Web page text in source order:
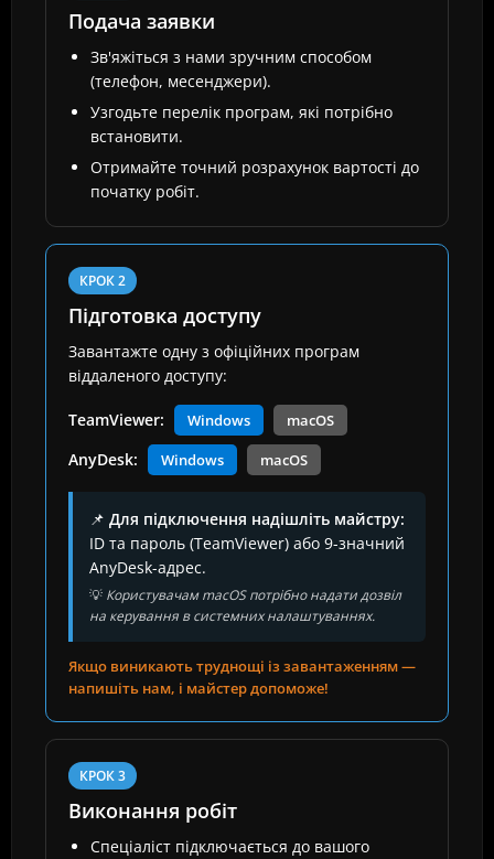
Подача заявки
Зв'яжіться з нами зручним способом
(телефон, месенджери).
Узгодьте перелік програм, які потрібно
встановити.
Отримайте точний розрахунок вартості до
початку робіт.
КРОК 2
Підготовка доступу
Завантажте одну з офіційних програм
віддаленого доступу:
TeamViewer: Windows macOS
AnyDesk: Windows macOS
📌 Для підключення надішліть майстру:
ID та пароль (TeamViewer) або 9-значний
AnyDesk-адрес.
💡 Користувачам macOS потрібно надати дозвіл
на керування в системних налаштуваннях.
Якщо виникають труднощі із завантаженням —
напишіть нам, і майстер допоможе!
КРОК 3
Виконання робіт
Спеціаліст підключається до вашого